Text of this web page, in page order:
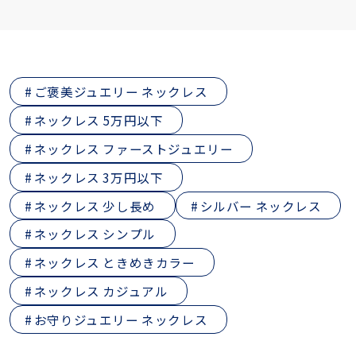
ご褒美ジュエリー ネックレス
ネックレス 5万円以下
ネックレス ファーストジュエリー
ネックレス 3万円以下
ネックレス 少し長め
シルバー ネックレス
ネックレス シンプル
ネックレス ときめきカラー
ネックレス カジュアル
お守りジュエリー ネックレス